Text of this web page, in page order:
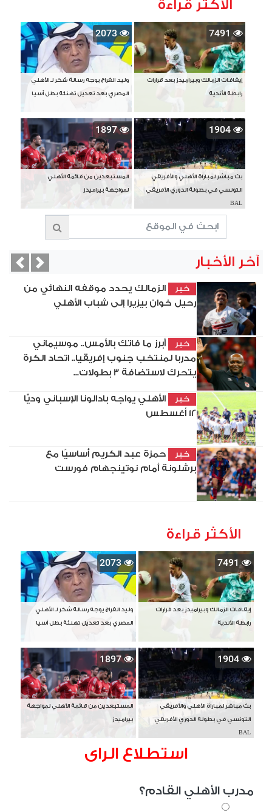
الأكثر قراءة
7491
إيقافات الزمالك وبيراميدز بعد قرارات
رابطة الأندية
2073
وليد الفراج يوجه رسالة شكر لـ الأهلي
المصري بعد تعديل تهنئة بطل آسيا
1904
بث مباشر لمباراة الأهلي والأفريقي
التونسي في بطولة الدوري الأفريقي
BAL
1897
المستبعدين من قائمة الأهلي
لمواجهة بيراميدز
آخر الأخبار
خبر
الزمالك يحدد موقفه النهائي من
رحيل خوان بيزيرا إلى شباب الأهلي
خبر
أبرز ما فاتك بالأمس.. موسيماني
مدربا لمنتخب جنوب إفريقيا.. اتحاد الكرة
يتحرك لاستضافة 3 بطولات...
خبر
الأهلي يواجه بادالونا الإسباني وديًّا
12 أغسطس
خبر
حمزة عبد الكريم أساسيًا مع
برشلونة أمام نوتينجهام فورست
Next
الأكثر قراءة
7491
إيقافات الزمالك وبيراميدز بعد قرارات
رابطة الأندية
2073
وليد الفراج يوجه رسالة شكر لـ الأهلي
المصري بعد تعديل تهنئة بطل آسيا
1904
بث مباشر لمباراة الأهلي والأفريقي
التونسي في بطولة الدوري الأفريقي
BAL
1897
المستبعدين من قائمة الأهلي لمواجهة
بيراميدز
استطلاع الراى
مدرب الأهلي القادم؟